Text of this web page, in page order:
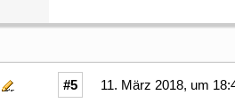
#5 11. März 2018, um